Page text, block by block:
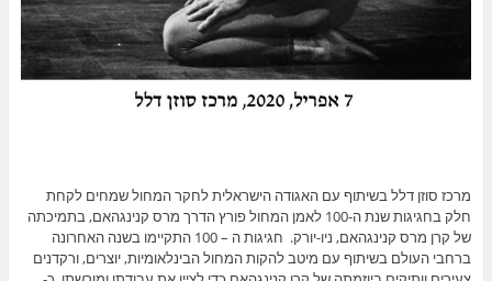
מרכז סוזן דלל בשיתוף עם האגודה הישראלית לחקר המחול שמחים לקחת
חלק בחגיגות שנת ה-100 לאמן המחול פורץ הדרך מרס קנינגהאם, בתמיכתה
של קרן מרס קנינגהאם, ניו-יורק. חגיגות ה – 100 התקיימו בשנה האחרונה
ברחבי העולם בשיתוף עם מיטב להקות המחול הבינלאומיות, יוצרים, ורקדנים